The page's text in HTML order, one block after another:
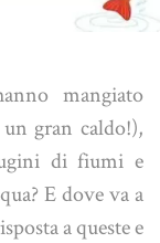
mangiato
gran caldo!),
di fiumi e
E dove va a
a queste e